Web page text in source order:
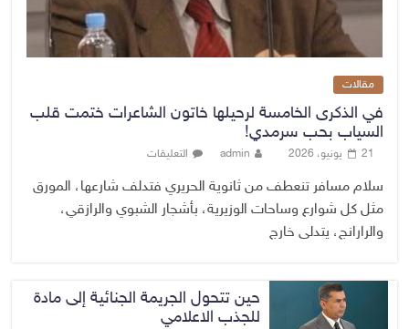
مقالات
في الذكرى الخامسة لرحيلها خاتون الشاعرات ختمت قلب
السياب بحب سرمدي!
21 يونيو، 2026 admin التعليقات
سلام مسافر تنعطف من ثانوية الحريري فتدلف شارعها، المورق
مثل كل شوارع وساحات الوزيرية، بأشجار الشبوي والرازقي،
والرارانج، يتدلى خارج
حين تتحول الجريمة الجنائية إلى مادة
للجذب الاعلامي